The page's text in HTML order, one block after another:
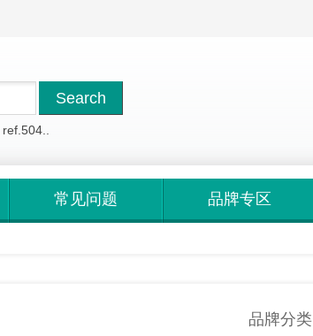
ref.504..
常见问题 品牌专区
品牌分类